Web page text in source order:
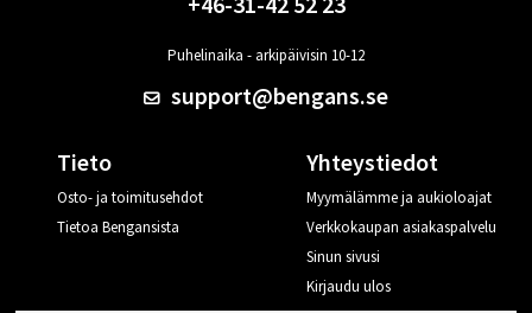
Puhelinaika - arkipäivisin 10-12
support@bengans.se
Tieto
Osto- ja toimitusehdot
Tietoa Bengansista
Yhteystiedot
Myymälämme ja aukioloajat
Verkkokaupan asiakaspalvelu
Sinun sivusi
Kirjaudu ulos